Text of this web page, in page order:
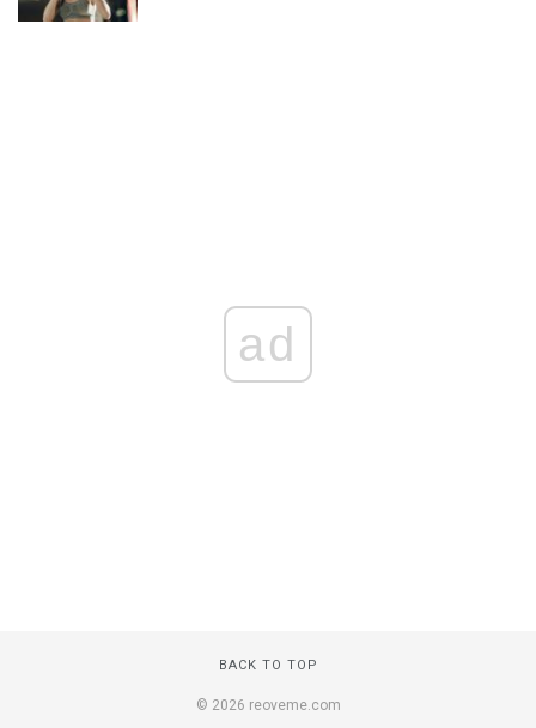
ad
BACK TO TOP
© 2026 reoveme.com